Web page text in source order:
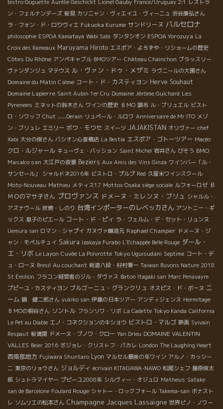
bistro Goguette Aurélie Geschickt Lionel Gauby France/Uruguay 2:1 レストラ
ン・フェルナンデーズ 桜見 カリニャン・ヴィエイユ・ヴィーニュ 渋谷康弘さん
ラ・フォン・ド・ロりヴィエ Fukuoka Kurume サンドリーヌ バルセロナ
philosophie ESPOA Kamataya Wabi Sabi タンタシオン ESPOA Yorozuya La
Croix des Rameaux Maruyama Hiroto エスポア・よろずや・リショームの歴史
Côtes Du Rhône アンペキャブル BMOツアー Château Chainchon ブラッスリー
ヴァンダンジュ マテウス ル・ヴァン・ドゥ・メザミ ラヴニールの大園さん
Domaine du Matin Calme コート・ド・カスティヨン Herve Souhaut
Domaine Lapierre Saint Aubin 1er Cru Domaine Jérôme Guichard Les
Pyrenees ミネットの鈴木さん ワインの歴史 ＢＭО 調布 ル・ブリュエル ビスト
ロ・ソワッフ Chut ......Derain リュペール・ルロワ Anniversaire de Mr ITO メゾ
ン・ブリュレ エミリー ボワ・モワセ スイーツ JAJAKISTAN オリヴァー chef
Xabi 大分の俊さん パシオン心斎橋店 La Bestia エスポア・ゴトーツアー Macéo
クロ・ルジャール キューヴェ・パッション Saint Michel 岩井さん びそう BMO
Masako san 大江戸の夜景 Beziers Aux Amis des Vins Ginza ワインバー「ル・
サンセール」
シャルドネ2016年 ビストロ・プルプ Red 久留米ワインスクール
Moto-Nouveau Mathieu メティス17 Mottox Osaka siège sociale ルフォーロゼ Ｂ
ＭＯのマサ子さん プロヴァンス ドメーヌ・ミレンヌ・ブリュ シャルル・
アズナヴール 炭焼・しのり 台湾インポーターのレベッカさん アントニー・ギ
ックス 息子のピエール コート・ド・ピィ ラ・フェルム・デ・セット・リュンヌ
Uemura san ロマン・シャプイ ガヌヴァ醸造元 Raphael Champier ドメーヌ・ジ
ャン・モペルチュイ Sakura Izakaya Furabo L'Echappée Belle Rouge ダール・
エ・リボ Le Layon Cuvée La Poivrotte Tokyo Uguisudani Septime コート・デ
ュ・ローヌ Bresil Au couchant 剣道八段・好村兼一 Taiwan Buvons Nature 2018
St Emilion フラコン経営者のジル・ダヴァス Baton Itagaki san Marc Penavayre
プピーユ・カスティヨン ブルゴーニュ・グランクリュ オスピス・ド・ボーヌ ニ
ーム 鏡 健二郎さん yukiko san 伊藤の日本ツアー アンディジェンヌ Hermitage
ＢＭОの桐谷さん ソントル フランソワ・リボ La Cadette Tokyo Kanda California
Le Pet au Diable エノ・コネクションのキショウ ビストロ・マルゴ 映画 Syivain
Respaut 桜満開 ドメーヌ・ブノワ・クロー Yan Drieu DOMAINE VALENTIN
VALLES Beier 2016 ボジョレ・クリストフ・パカレ London The Laughing Heart
西南部地方 Fujiwara Shuntaro Lyon マルセル最後の年ワイン アルノ・カッシー
ニ 東京のリョウさん ジョルディ écrivain KITAGAWA-NAWO 松尾シェフ 藤原俊太
郎 シュトラマイヤー プピーユ2008年 シルヴィー・オジュロ Matheus Satake
san de Barcelone Foulard Rouge シャトー・ロックフォール Takema-san ボナスト
レ ソムリエの松本さん Champagne Jacques Lassaigne 世界ピノ・ノワー